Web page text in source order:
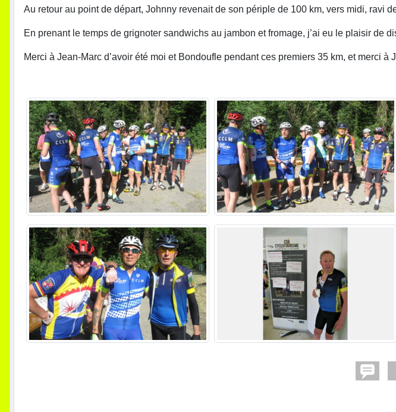
Au retour au point de départ, Johnny revenait de son périple de 100 km, vers midi, ravi
En prenant le temps de grignoter sandwichs au jambon et fromage, j’ai eu le plaisir de
Merci à Jean-Marc d’avoir été moi et Bondoufle pendant ces premiers 35 km, et merci